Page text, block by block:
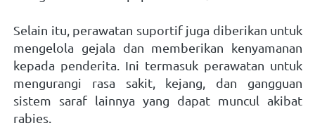
Selain itu, perawatan suportif juga diberikan untuk
mengelola gejala dan memberikan kenyamanan
kepada penderita. Ini termasuk perawatan untuk
mengurangi rasa sakit, kejang, dan gangguan
sistem saraf lainnya yang dapat muncul akibat
rabies.